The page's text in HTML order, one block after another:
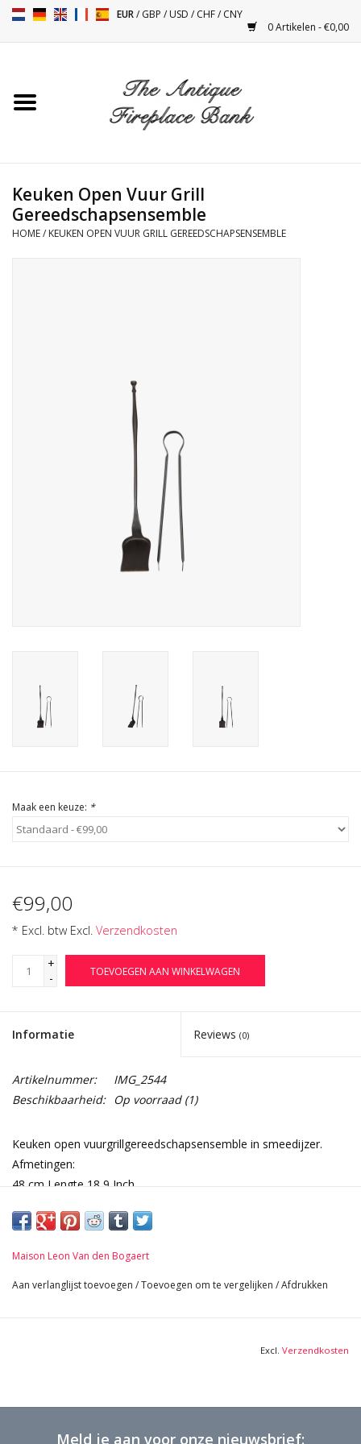
EUR/GBP /USD /CHF/CNY
0 Artikelen - €0,00
Toebehoren
Kacheltjes
Login
Keuken Open Vuur Grill
Gereedschapsensemble
HOME/ KEUKEN OPEN VUUR GRILL GEREEDSCHAPSENSEMBLE
Maak een keuze: *
€99,00
* Excl. btw Excl. Verzendkosten
+
-
TOEVOEGEN AAN WINKELWAGEN
Informatie Reviews (0)
Artikelnummer:
IMG_2544
Beschikbaarheid: Op voorraad(1)
Keuken open vuurgrillgereedschapsensemble in smeedijzer.
Afmetingen:
48 cm Lengte 18,9 Inch
0,48 Kg
Maison Leon Van den Bogaert
Aan verlanglijst toevoegen /Toevoegen om te vergelijken /Afdrukken
Excl. Verzendkosten
Meld je aan voor onze nieuwsbrief: